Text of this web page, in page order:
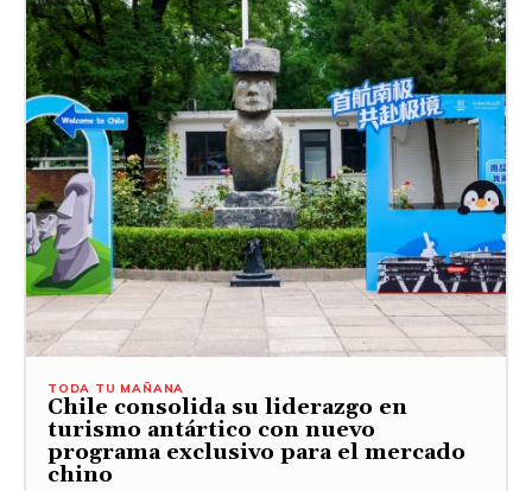
TODA TU MAÑANA
Chile consolida su liderazgo en
turismo antártico con nuevo
programa exclusivo para el mercado
chino